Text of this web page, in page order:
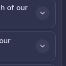
of our